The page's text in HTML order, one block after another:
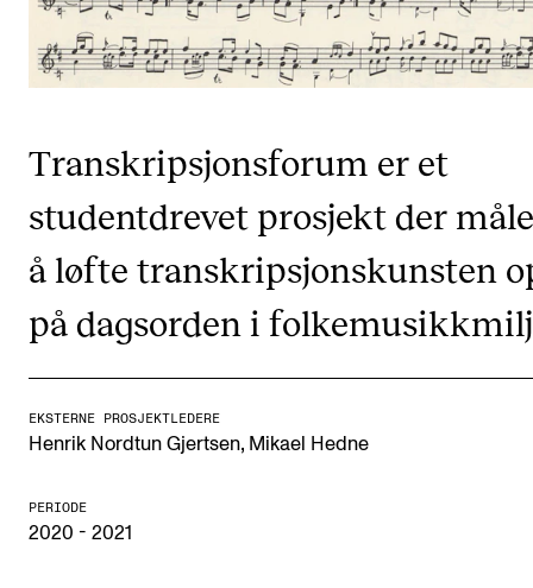
STUDENTLIV
Biblioteket
Fagmiljøer
Studentutvalet SUT (student.nmh.no)
FORSKNING
CERM
NordART
Prosjekter
Transkripsjonsforum er et
studentdrevet prosjekt der
å løfte transkripsjonskunsten
på dagsorden i
EKSTERNE PROSJEKTLEDERE
Henrik Nordtun Gjertsen, Mikael Hedne
PERIODE
2020 - 2021